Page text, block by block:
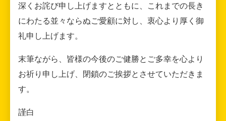
深くお詫び申し上げますとともに、これまでの長き
にわたる並々ならぬご愛顧に対し、衷心より厚く御
礼申し上げます。
末筆ながら、皆様の今後のご健勝とご多幸を心より
お祈り申し上げ、閉鎖のご挨拶とさせていただきま
す。
謹白